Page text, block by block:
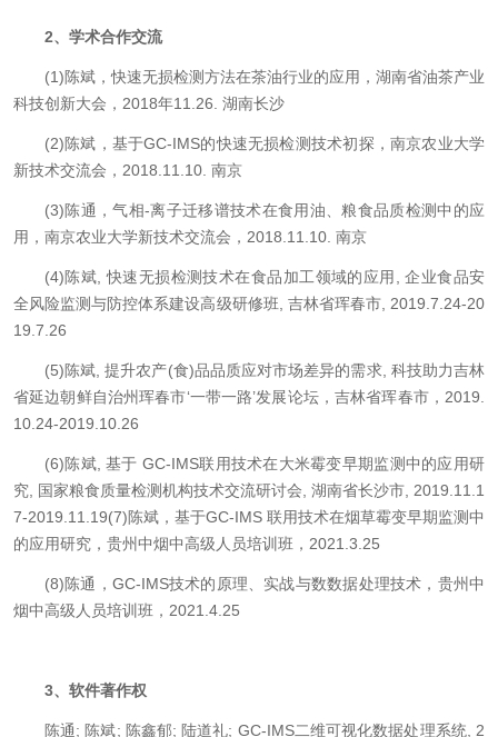
2、学术合作交流
(1)陈斌，快速无损检测方法在茶油行业的应用，湖南省油茶产业
科技创新大会，2018年11.26. 湖南长沙
(2)陈斌，基于GC-IMS的快速无损检测技术初探，南京农业大学
新技术交流会，2018.11.10. 南京
(3)陈通，气相-离子迁移谱技术在食用油、粮食品质检测中的应
用，南京农业大学新技术交流会，2018.11.10. 南京
(4)陈斌, 快速无损检测技术在食品加工领域的应用, 企业食品安
全风险监测与防控体系建设高级研修班, 吉林省珲春市, 2019.7.24-20
19.7.26
(5)陈斌, 提升农产(食)品品质应对市场差异的需求, 科技助力吉林
省延边朝鲜自治州珲春市‘一带一路’发展论坛，吉林省珲春市，2019.
10.24-2019.10.26
(6)陈斌, 基于 GC-IMS联用技术在大米霉变早期监测中的应用研
究, 国家粮食质量检测机构技术交流研讨会, 湖南省长沙市, 2019.11.1
7-2019.11.19(7)陈斌，基于GC-IMS 联用技术在烟草霉变早期监测中
的应用研究，贵州中烟中高级人员培训班，2021.3.25
(8)陈通，GC-IMS技术的原理、实战与数数据处理技术，贵州中
烟中高级人员培训班，2021.4.25
3、软件著作权
陈通; 陈斌; 陈鑫郁; 陆道礼; GC-IMS二维可视化数据处理系统, 2